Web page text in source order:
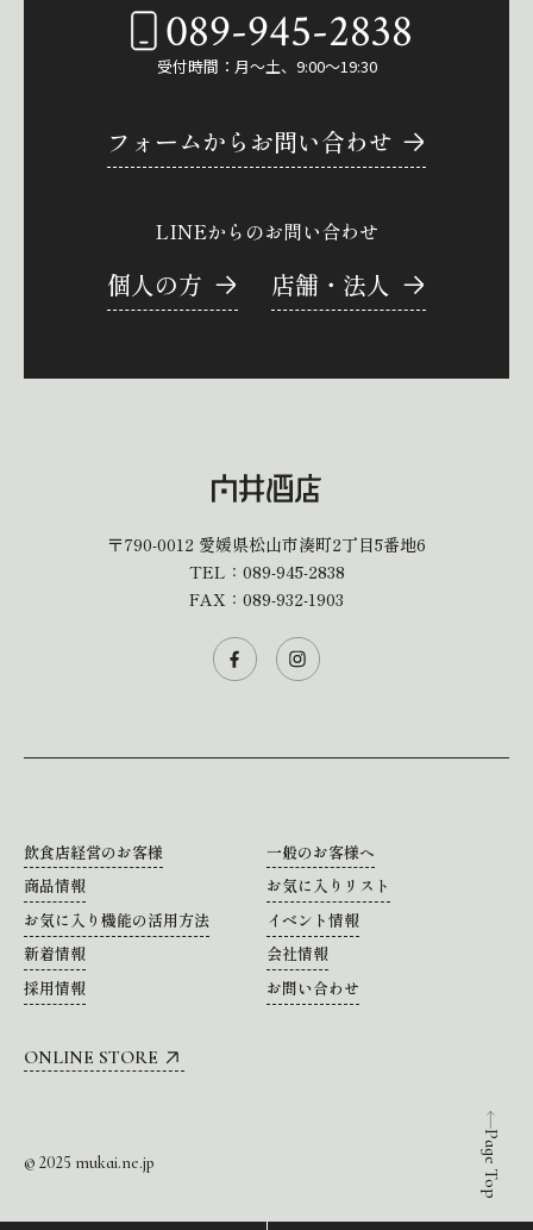
Page Top
089-945-2838
受付時間：月～土、9:00～19:30
フォームからお問い合わせ
LINEからのお問い合わせ
個人の方 店舗・法人
〒790-0012 愛媛県松山市湊町2丁目5番地6
TEL： 089-945-2838
FAX：089-932-1903
飲食店経営のお客様
一般のお客様へ
商品情報
お気に入りリスト
お気に入り機能の活用方法
イベント情報
新着情報
会社情報
採用情報
お問い合わせ
ONLINE STORE
© 2025 mukai.ne.jp